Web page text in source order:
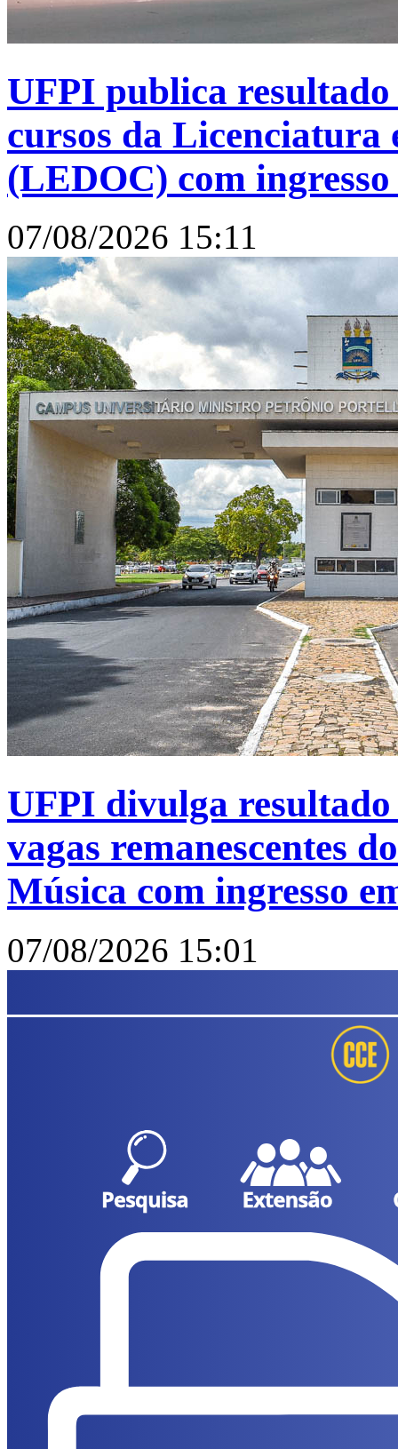
UFPI publica
cursos da Licenciatura
(LEDOC) com ingresso
07/08/2026 15:11
UFPI divulga
vagas remanescentes
Música com ingresso
07/08/2026 15:01